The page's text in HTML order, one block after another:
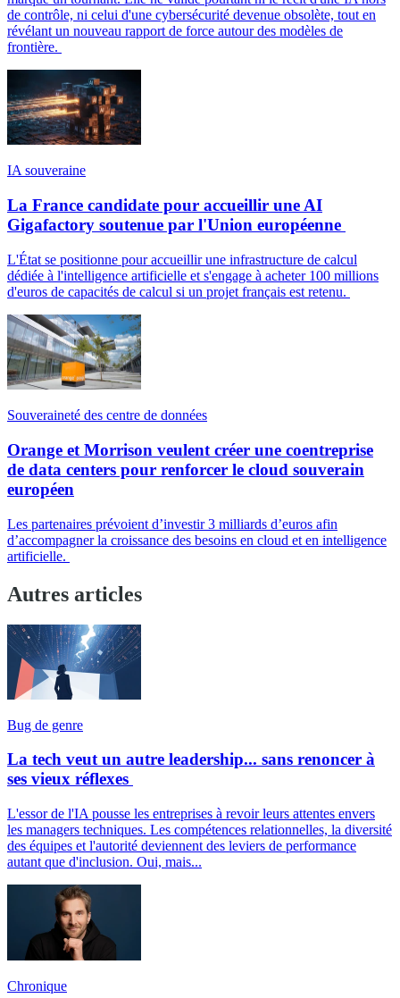
de contrôle, ni celui d'une cybersécurité devenue obsolète, tout en
révélant un nouveau rapport de force autour des modèles de
frontière.
IA souveraine
La France candidate pour accueillir une AI
Gigafactory soutenue par l'Union européenne
L'État se positionne pour accueillir une infrastructure de calcul
dédiée à l'intelligence artificielle et s'engage à acheter 100 millions
d'euros de capacités de calcul si un projet français est retenu.
Souveraineté des centre de données
Orange et Morrison veulent créer une coentreprise
de data centers pour renforcer le cloud souverain
européen
Les partenaires prévoient d’investir 3 milliards d’euros afin
d’accompagner la croissance des besoins en cloud et en intelligence
artificielle.
Autres articles
Bug de genre
La tech veut un autre leadership... sans renoncer à
ses vieux réflexes
L'essor de l'IA pousse les entreprises à revoir leurs attentes envers
les managers techniques. Les compétences relationnelles, la diversité
des équipes et l'autorité deviennent des leviers de performance
autant que d'inclusion. Oui, mais...
Chronique